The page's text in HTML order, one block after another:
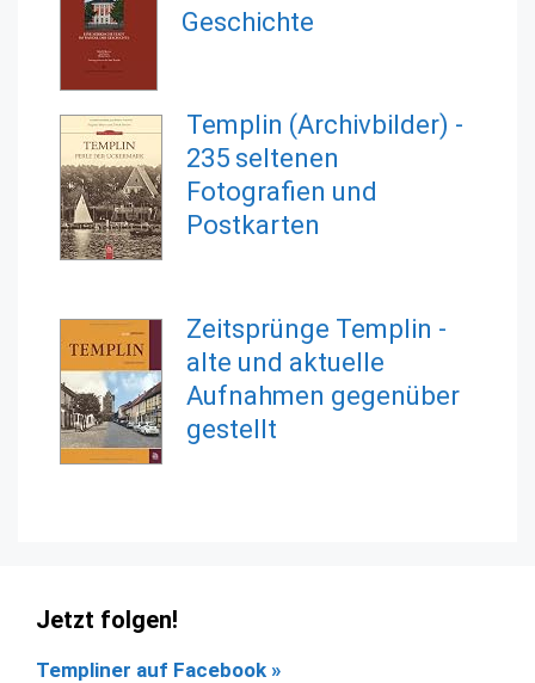
Geschichte
Templin (Archivbilder) -
235 seltenen
Fotografien und
Postkarten
Zeitsprünge Templin -
alte und aktuelle
Aufnahmen gegenüber
gestellt
Jetzt folgen!
Templiner auf Facebook »